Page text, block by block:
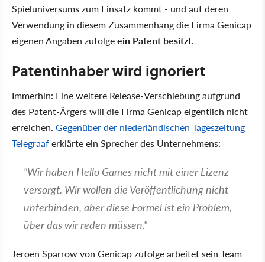
Spieluniversums zum Einsatz kommt - und auf deren
Verwendung in diesem Zusammenhang die Firma Genicap
eigenen Angaben zufolgeein Patent besitzt.
Patentinhaber wird ignoriert
Immerhin: Eine weitere Release-Verschiebung aufgrund
des Patent-Ärgers will die Firma Genicap eigentlich nicht
erreichen. Gegenüber der niederländischen Tageszeitung
Telegraaferklärte ein Sprecher des Unternehmens:
"Wir haben Hello Games nicht mit einer Lizenz
versorgt. Wir wollen die Veröffentlichung nicht
unterbinden, aber diese Formel ist ein Problem,
über das wir reden müssen."
Jeroen Sparrow von Genicap zufolge arbeitet sein Team